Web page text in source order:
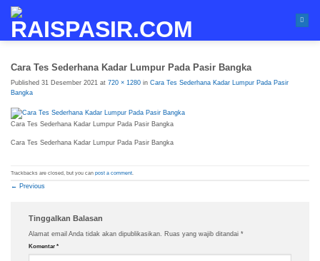
content
Cara Tes Sederhana Kadar Lumpur Pada Pasir Bangka
Published 31 Desember 2021 at 720 × 1280 in Cara Tes Sederhana Kadar Lumpur Pada Pasir
Bangka
Cara Tes Sederhana Kadar Lumpur Pada Pasir Bangka
Cara Tes Sederhana Kadar Lumpur Pada Pasir Bangka
Trackbacks are closed, but you can post a comment.
← Previous
Tinggalkan Balasan
Alamat email Anda tidak akan dipublikasikan. Ruas yang wajib ditandai *
Komentar *